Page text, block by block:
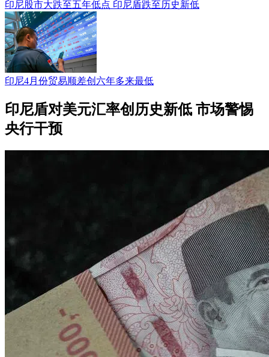
印尼股市大跌至五年低点 印尼盾跌至历史新低
印尼4月份贸易顺差创六年多来最低
印尼盾对美元汇率创历史新低 市场警惕
央行干预